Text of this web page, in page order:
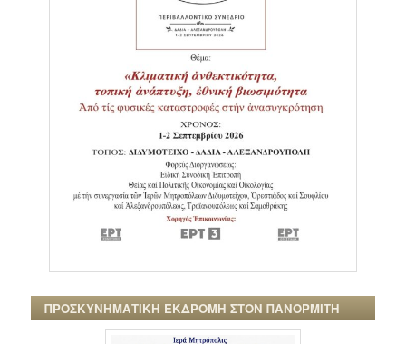
ΠΡΟΣΚΥΝΗΜΑΤΙΚΗ ΕΚΔΡΟΜΗ ΣΤΟΝ ΠΑΝΟΡΜΙΤΗ